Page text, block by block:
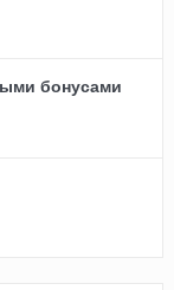
бонусами